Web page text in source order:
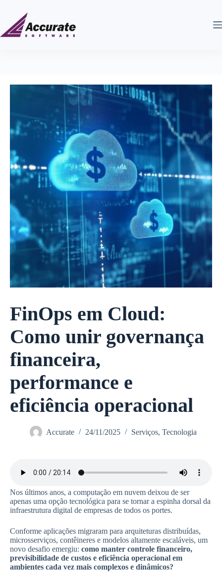
FinOps em Cloud:
Como unir governança
financeira,
performance e
eficiência operacional
Accurate 24/11/2025 Serviços, Tecnologia
Nos últimos anos, a computação em nuvem deixou de ser
apenas uma opção tecnológica para se tornar a espinha dorsal da
infraestrutura digital de empresas de todos os portes.
Conforme aplicações migraram para arquiteturas distribuídas,
microsserviços, contêineres e modelos altamente escaláveis, um
novo desafio emergiu: como manter controle financeiro,
previsibilidade de custos e eficiência operacional em
ambientes cada vez mais complexos e dinâmicos?